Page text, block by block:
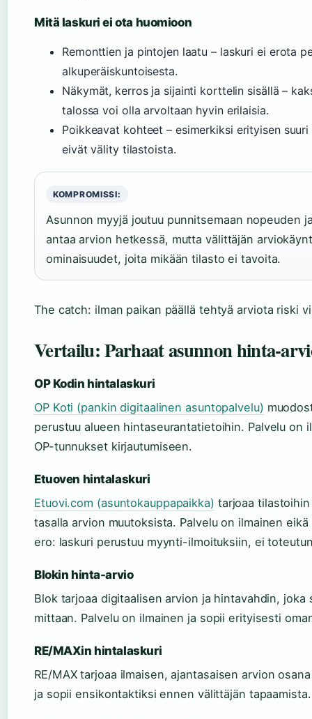
Mitä laskuri ei ota huomioon
Remonttien ja pintojen laatu – laskuri ei erota
alkuperäiskuntoisesta.
Näkymät, kerros ja sijainti korttelin sisällä –
talossa voi olla arvoltaan hyvin erilaisia.
Poikkeavat kohteet – esimerkiksi erityisen
eivät välity tilastoista.
KOMPROMISSI:
Asunnon myyjä joutuu punnitsemaan nopeuden
antaa arvion hetkessä, mutta välittäjän
ominaisuudet, joita mikään tilasto ei tavoita.
The catch: ilman paikan päällä tehtyä arviota riski
Vertailu: Parhaat asunnon hinta-
OP Kodin hintalaskuri
OP Koti (pankin digitaalinen asuntopalvelu)
perustuu alueen hintaseurantatietoihin. Palvelu on
OP-tunnukset kirjautumiseen.
Etuoven hintalaskuri
Etuovi.com (asuntokauppapaikka) tarjoaa
tasalla arvion muutoksista. Palvelu on ilmainen
ero: laskuri perustuu myynti-ilmoituksiin, ei
Blokin hinta-arvio
Blok tarjoaa digitaalisen arvion ja hintavahdin,
mittaan. Palvelu on ilmainen ja sopii erityisesti
RE/MAXin hintalaskuri
RE/MAX tarjoaa ilmaisen, ajantasaisen arvion
ja sopii ensikontaktiksi ennen välittäjän tapaamista.